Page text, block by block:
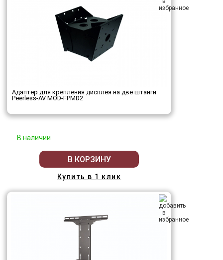
Адаптер для крепления дисплея на две штанги
Peerless-AV MOD-FPMD2
В наличии
В КОРЗИНУ
Купить в 1 клик